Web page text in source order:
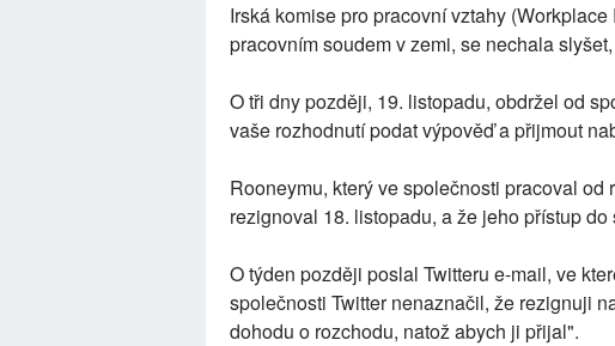
Irská komise pro pracovní vztahy
pracovním soudem v zemi, se nechala
O tři dny později, 19. listopadu, obdržel od
vaše rozhodnutí podat výpověď a přijmout
Rooneymu, který ve společnosti pracoval
rezignoval 18. listopadu, a že jeho přístup
O týden později poslal Twitteru e-mail, ve
společnosti Twitter nenaznačil, že rezignuji
dohodu o rozchodu, natož abych ji přijal".